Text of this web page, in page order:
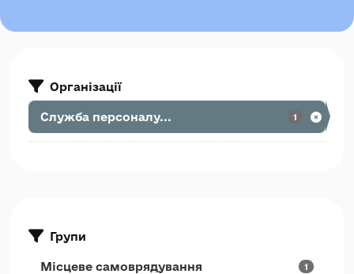
Організації
Служба персоналу... 1
Групи
Місцеве самоврядування 1